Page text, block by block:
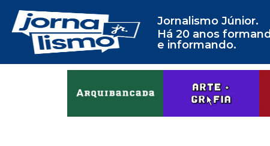
Jornalismo Júnior.
Há 20 anos
e informando.